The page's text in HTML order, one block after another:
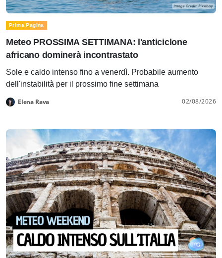
Prima Pagina
Meteo PROSSIMA SETTIMANA: l'anticiclone
africano dominerà incontrastato
Sole e caldo intenso fino a venerdì. Probabile aumento
dell'instabilità per il prossimo fine settimana
Elena Rava 02/08/2026